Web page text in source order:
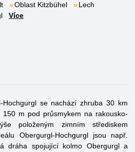
Oblast Kitzbühel
Lech
Více
Hochgurgl se nachází zhruba 30 km
m pod průsmykem na rakousko-
položeným zimním střediskem
Obergurgl-Hochgurgl jsou např.
dráha spojující kolmo Obergurgl a